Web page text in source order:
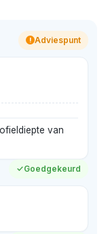
! Adviespunt
van
Goedgekeurd